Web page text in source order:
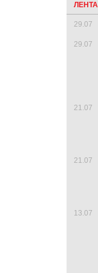
29.07
29.07
21.07
21.07
13.07